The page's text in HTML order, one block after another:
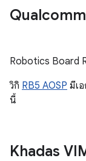
Robotics Board
วิกิ RB5 AOSP มีเ
นี้
Khadas